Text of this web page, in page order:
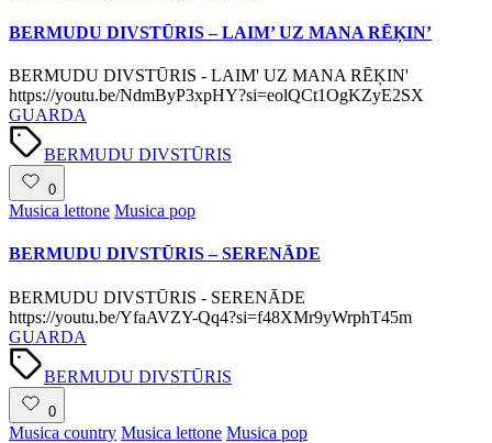
BERMUDU DIVSTŪRIS – LAIM’ UZ MANA RĒĶIN’
BERMUDU DIVSTŪRIS - LAIM' UZ MANA RĒĶIN'
https://youtu.be/NdmByP3xpHY?si=eolQCt1OgKZyE2SX
GUARDA
Tags:
BERMUDU DIVSTŪRIS
0
Posted
Musica lettone Musica pop
BERMUDU DIVSTŪRIS – SERENĀDE
BERMUDU DIVSTŪRIS - SERENĀDE
https://youtu.be/YfaAVZY-Qq4?si=f48XMr9yWrphT45m
GUARDA
Tags:
BERMUDU DIVSTŪRIS
0
Posted
Musica country Musica lettone Musica pop